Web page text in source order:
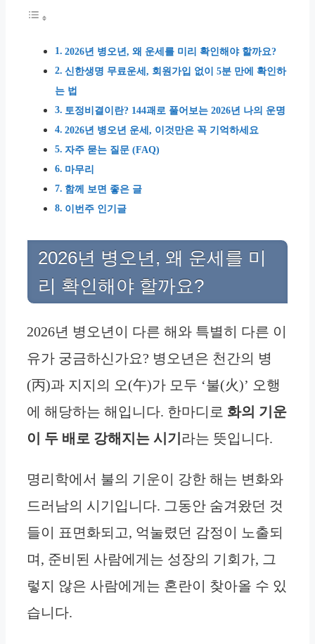
2026년 병오년, 왜 운세를 미리 확인해야 할까요?
신한생명 무료운세, 회원가입 없이 5분 만에 확인하
는 법
토정비결이란? 144괘로 풀어보는 2026년 나의 운명
2026년 병오년 운세, 이것만은 꼭 기억하세요
자주 묻는 질문 (FAQ)
마무리
함께 보면 좋은 글
이번주 인기글
2026년 병오년, 왜 운세를 미
리 확인해야 할까요?
2026년 병오년이 다른 해와 특별히 다른 이
유가 궁금하신가요? 병오년은 천간의 병
(丙)과 지지의 오(午)가 모두 ‘불(火)’ 오행
에 해당하는 해입니다. 한마디로 화의 기운
이 두 배로 강해지는 시기라는 뜻입니다.
명리학에서 불의 기운이 강한 해는 변화와
드러남의 시기입니다. 그동안 숨겨왔던 것
들이 표면화되고, 억눌렸던 감정이 노출되
며, 준비된 사람에게는 성장의 기회가, 그
렇지 않은 사람에게는 혼란이 찾아올 수 있
습니다.